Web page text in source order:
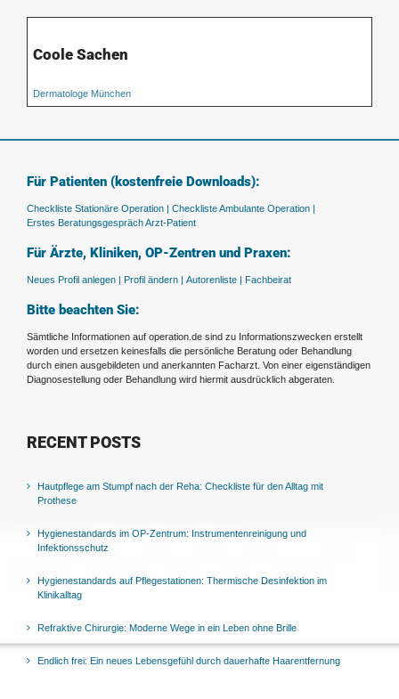
Coole Sachen
Dermatologe München
Für Patienten (kostenfreie Downloads):
Checkliste Stationäre Operation | Checkliste Ambulante Operation |
Erstes Beratungsgespräch Arzt-Patient
Für Ärzte, Kliniken, OP-Zentren und Praxen:
Neues Profil anlegen | Profil ändern | Autorenliste | Fachbeirat
Bitte beachten Sie:
Sämtliche Informationen auf operation.de sind zu Informationszwecken erstellt
worden und ersetzen keinesfalls die persönliche Beratung oder Behandlung
durch einen ausgebildeten und anerkannten Facharzt. Von einer eigenständigen
Diagnosestellung oder Behandlung wird hiermit ausdrücklich abgeraten.
RECENT POSTS
Hautpflege am Stumpf nach der Reha: Checkliste für den Alltag mit
Prothese
Hygienestandards im OP-Zentrum: Instrumentenreinigung und
Infektionsschutz
Hygienestandards auf Pflegestationen: Thermische Desinfektion im
Klinikalltag
Refraktive Chirurgie: Moderne Wege in ein Leben ohne Brille
Endlich frei: Ein neues Lebensgefühl durch dauerhafte Haarentfernung